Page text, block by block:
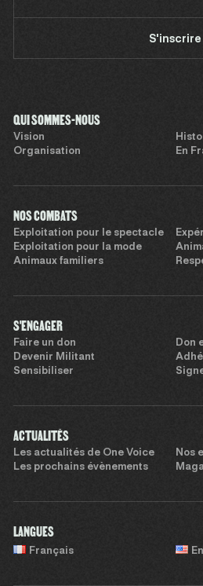
S'inscrire
QUI SOMMES-NOUS
Vision
Organisation
En
NOS COMBATS
Exploitation pour le spectacle
Exploitation pour la mode
Animaux familiers
S'ENGAGER
Faire un don
Don
Devenir Militant
Sensibiliser
ACTUALITÉS
Les actualités de One Voice
Nos
Les prochains évènements
LANGUES
Français